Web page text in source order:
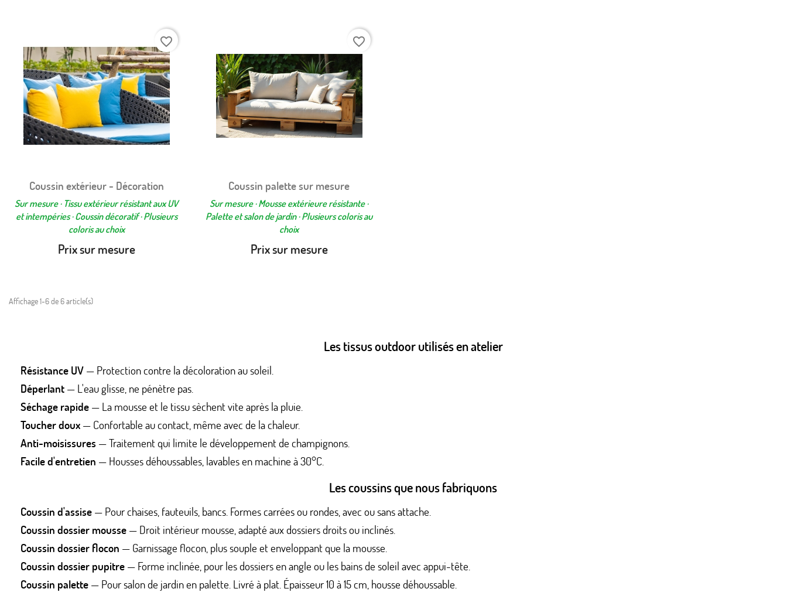
Aperçu rapide
Coussin extérieur - Décoration
Sur mesure · Tissu extérieur résistant aux UV
et intempéries · Coussin décoratif · Plusieurs
coloris au choix
Prix sur mesure
favorite_border
Aperçu rapide
Coussin palette sur mesure
Sur mesure · Mousse extérieure résistante ·
Palette et salon de jardin · Plusieurs coloris au
choix
Prix sur mesure
favorite_border
Affichage 1-6 de 6 article(s)
Les tissus outdoor utilisés en atelier
Résistance UV — Protection contre la décoloration au soleil.
Déperlant — L'eau glisse, ne pénètre pas.
Séchage rapide — La mousse et le tissu sèchent vite après la pluie.
Toucher doux — Confortable au contact, même avec de la chaleur.
Anti-moisissures — Traitement qui limite le développement de champignons.
Facile d'entretien — Housses déhoussables, lavables en machine à 30°C.
Les coussins que nous fabriquons
Coussin d'assise — Pour chaises, fauteuils, bancs. Formes carrées ou rondes, avec ou sans attache.
Coussin dossier mousse — Droit intérieur mousse, adapté aux dossiers droits ou inclinés.
Coussin dossier flocon — Garnissage flocon, plus souple et enveloppant que la mousse.
Coussin dossier pupitre — Forme inclinée, pour les dossiers en angle ou les bains de soleil avec appui-tête.
Coussin palette — Pour salon de jardin en palette. Livré à plat. Épaisseur 10 à 15 cm, housse déhoussable.